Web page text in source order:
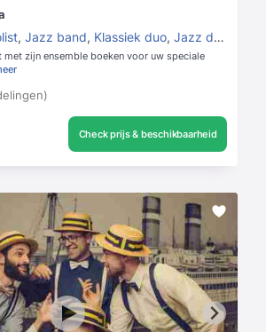
, Jazz band, Klassiek duo, Jazz duo
zijn ensemble boeken voor uw speciale
Check prijs & beschikbaarheid